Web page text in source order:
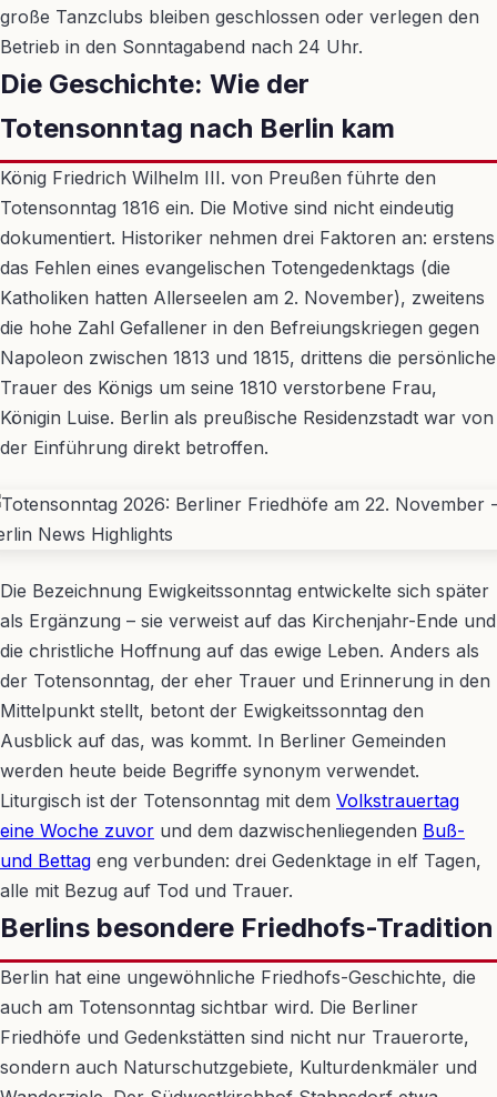
große Tanzclubs bleiben geschlossen oder verlegen den
Betrieb in den Sonntagabend nach 24 Uhr.
Die Geschichte: Wie der
Totensonntag nach Berlin kam
König Friedrich Wilhelm III. von Preußen führte den
Totensonntag 1816 ein. Die Motive sind nicht eindeutig
dokumentiert. Historiker nehmen drei Faktoren an: erstens
das Fehlen eines evangelischen Totengedenktags (die
Katholiken hatten Allerseelen am 2. November), zweitens
die hohe Zahl Gefallener in den Befreiungskriegen gegen
Napoleon zwischen 1813 und 1815, drittens die persönliche
Trauer des Königs um seine 1810 verstorbene Frau,
Königin Luise. Berlin als preußische Residenzstadt war von
der Einführung direkt betroffen.
Die Bezeichnung Ewigkeitssonntag entwickelte sich später
als Ergänzung – sie verweist auf das Kirchenjahr-Ende und
die christliche Hoffnung auf das ewige Leben. Anders als
der Totensonntag, der eher Trauer und Erinnerung in den
Mittelpunkt stellt, betont der Ewigkeitssonntag den
Ausblick auf das, was kommt. In Berliner Gemeinden
werden heute beide Begriffe synonym verwendet.
Liturgisch ist der Totensonntag mit dem Volkstrauertag
eine Woche zuvor und dem dazwischenliegenden Buß-
und Bettag eng verbunden: drei Gedenktage in elf Tagen,
alle mit Bezug auf Tod und Trauer.
Berlins besondere Friedhofs-Tradition
Berlin hat eine ungewöhnliche Friedhofs-Geschichte, die
auch am Totensonntag sichtbar wird. Die Berliner
Friedhöfe und Gedenkstätten sind nicht nur Trauerorte,
sondern auch Naturschutzgebiete, Kulturdenkmäler und